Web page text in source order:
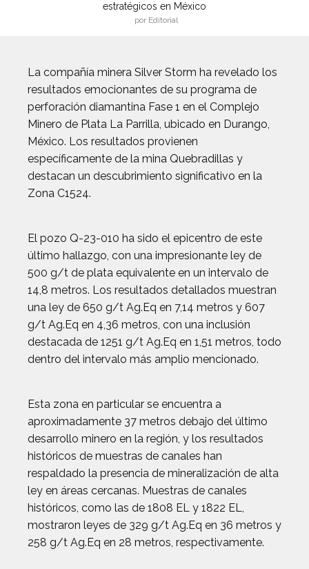
estratégicos en México
por Editorial
La compañía minera Silver Storm ha revelado los
resultados emocionantes de su programa de
perforación diamantina Fase 1 en el Complejo
Minero de Plata La Parrilla, ubicado en Durango,
México. Los resultados provienen
específicamente de la mina Quebradillas y
destacan un descubrimiento significativo en la
Zona C1524.
El pozo Q-23-010 ha sido el epicentro de este
último hallazgo, con una impresionante ley de
500 g/t de plata equivalente en un intervalo de
14,8 metros. Los resultados detallados muestran
una ley de 650 g/t Ag.Eq en 7,14 metros y 607
g/t Ag.Eq en 4,36 metros, con una inclusión
destacada de 1251 g/t Ag.Eq en 1,51 metros, todo
dentro del intervalo más amplio mencionado.
Esta zona en particular se encuentra a
aproximadamente 37 metros debajo del último
desarrollo minero en la región, y los resultados
históricos de muestras de canales han
respaldado la presencia de mineralización de alta
ley en áreas cercanas. Muestras de canales
históricos, como las de 1808 EL y 1822 EL,
mostraron leyes de 329 g/t Ag.Eq en 36 metros y
258 g/t Ag.Eq en 28 metros, respectivamente.